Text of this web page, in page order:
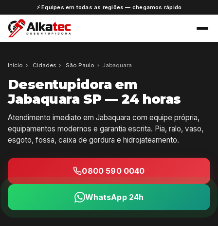
⚡ Equipes em todas as regiões — chegamos rápido
Início › Cidades › São Paulo › Jabaquara
Desentupidora em
Jabaquara SP — 24 horas
Atendimento imediato em Jabaquara com equipe própria,
equipamentos modernos e garantia escrita. Pia, ralo, vaso,
esgoto, fossa, caixa de gordura e hidrojateamento.
0800 590 0040
WhatsApp 24h